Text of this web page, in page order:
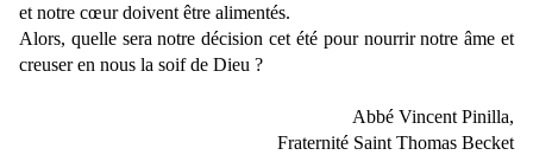
et notre cœur doivent être alimentés.
Alors, quelle sera notre décision cet été pour nourrir notre âme et
creuser en nous la soif de Dieu ?
Abbé Vincent Pinilla,
Fraternité Saint Thomas Becket